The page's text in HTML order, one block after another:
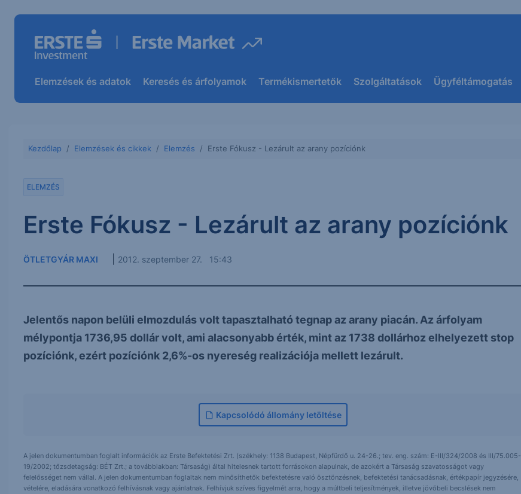
Elemzések és adatok Keresés és árfolyamok Termékismertetők Szolgáltatások Ügyféltámogatás
Kezdőlap Elemzések és cikkek Elemzés Erste Fókusz - Lezárult az arany pozíciónk
ELEMZÉS
Erste Fókusz - Lezárult az arany pozíciónk
ÖTLETGYÁR MAXI 2012. szeptember 27. 15:43
Jelentős napon belüli elmozdulás volt tapasztalható tegnap az arany piacán. Az árfolyam
mélypontja 1736,95 dollár volt, ami alacsonyabb érték, mint az 1738 dollárhoz elhelyezett stop
pozíciónk, ezért pozíciónk 2,6%-os nyereség realizációja mellett lezárult.
Kapcsolódó állomány letöltése
A jelen dokumentumban foglalt információk az Erste Befektetési Zrt. (székhely: 1138 Budapest, Népfürdő u. 24-26.; tev. eng. szám: E-III/324/2008 és III/75.005-
19/2002; tőzsdetagság: BÉT Zrt.; a továbbiakban: Társaság) által hitelesnek tartott forrásokon alapulnak, de azokért a Társaság szavatosságot vagy
felelősséget nem vállal. A jelen dokumentumban foglaltak nem minősíthetők befektetésre való ösztönzésnek, befektetési tanácsadásnak, értékpapír jegyzésére,
vételére, eladására vonatkozó felhívásnak vagy ajánlatnak. Felhívjuk szíves figyelmét arra, hogy a múltbeli teljesítmények, illetve jövőbeli becslések nem